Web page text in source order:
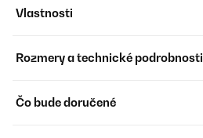
Vlastnosti
Rozmery a technické podrobnosti
Čo bude doručené